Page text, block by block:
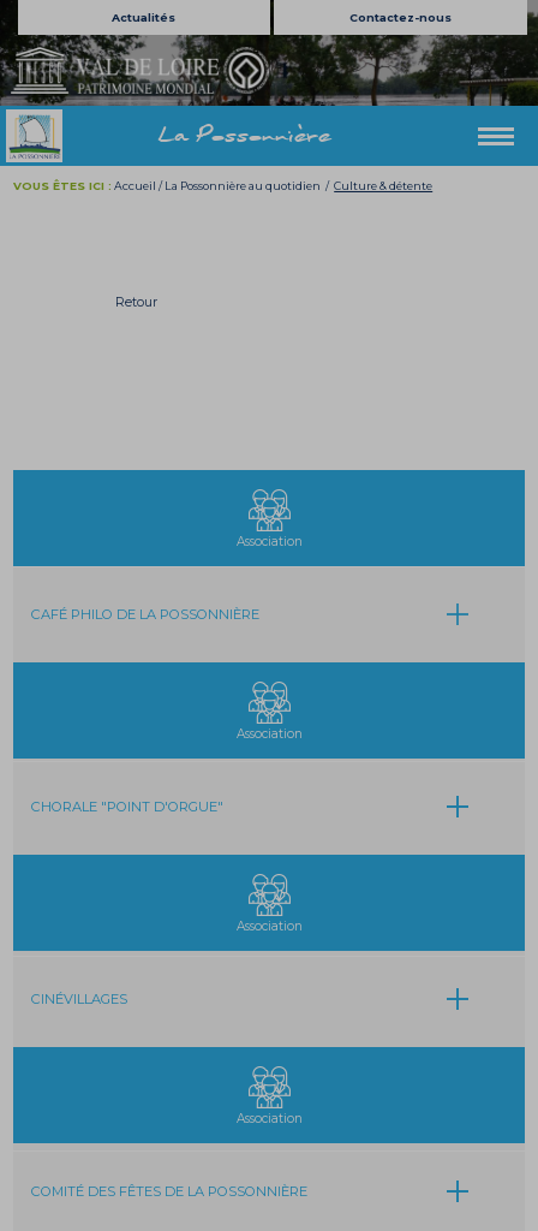
Actualités Contactez-nous
La Possonnière
VOUS ÊTES ICI : Accueil /La Possonnière au quotidien /Culture & détente
Retour
Association
CAFÉ PHILO DE LA POSSONNIÈRE
Association
CHORALE "POINT D'ORGUE"
Association
CINÉVILLAGES
Association
COMITÉ DES FÊTES DE LA POSSONNIÈRE